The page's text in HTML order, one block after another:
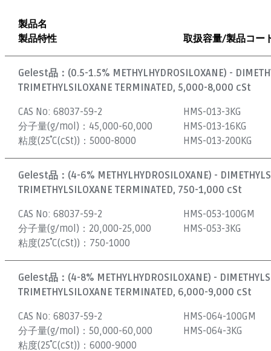
製品名
製品特性
取扱容量/製品コー
Gelest品： (0.5-1.5% METHYLHYDROSILOXANE) -
TRIMETHYLSILOXANE TERMINATED, 5,000-8,000 cSt
CAS No:68037-59-2
分子量(g/mol)： 45,000-60,000
粘度(25˚C(cSt))：5000-8000
HMS-013-3KG
HMS-013-16KG
HMS-013-200KG
Gelest品： (4-6% METHYLHYDROSILOXANE) -
TRIMETHYLSILOXANE TERMINATED, 750-1,000 cSt
CAS No:68037-59-2
分子量(g/mol)： 20,000-25,000
粘度(25˚C(cSt))： 750-1000
HMS-053-100GM
HMS-053-3KG
Gelest品： (4-8% METHYLHYDROSILOXANE) -
TRIMETHYLSILOXANE TERMINATED, 6,000-9,000 cSt
CAS No:68037-59-2
分子量(g/mol)：50,000-60,000
粘度(25˚C(cSt))：6000-9000
HMS-064-100GM
HMS-064-3KG